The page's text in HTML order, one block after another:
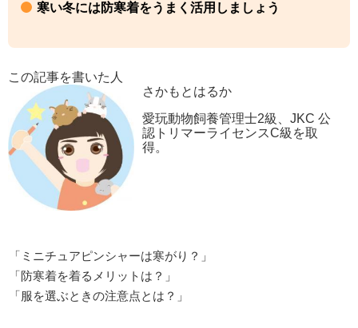
寒い冬には防寒着をうまく活用しましょう
この記事を書いた人
さかもとはるか
愛玩動物飼養管理士2級、JKC 公
認トリマーライセンスC級を取
得。
「ミニチュアピンシャーは寒がり？」
「防寒着を着るメリットは？」
「服を選ぶときの注意点とは？」